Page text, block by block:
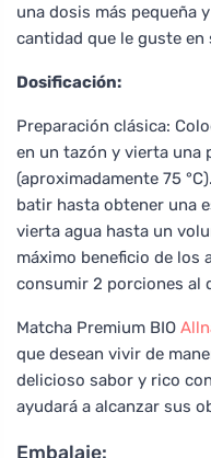
una dosis más pequeña
cantidad que le guste en
Dosificación:
Preparación clásica:
en un tazón y vierta una
(aproximadamente 75
batir hasta obtener una
vierta agua hasta un
máximo beneficio de los
consumir 2 porciones al
Matcha Premium BIO
que desean vivir de
delicioso sabor y rico
ayudará a alcanzar sus
Embalaje: